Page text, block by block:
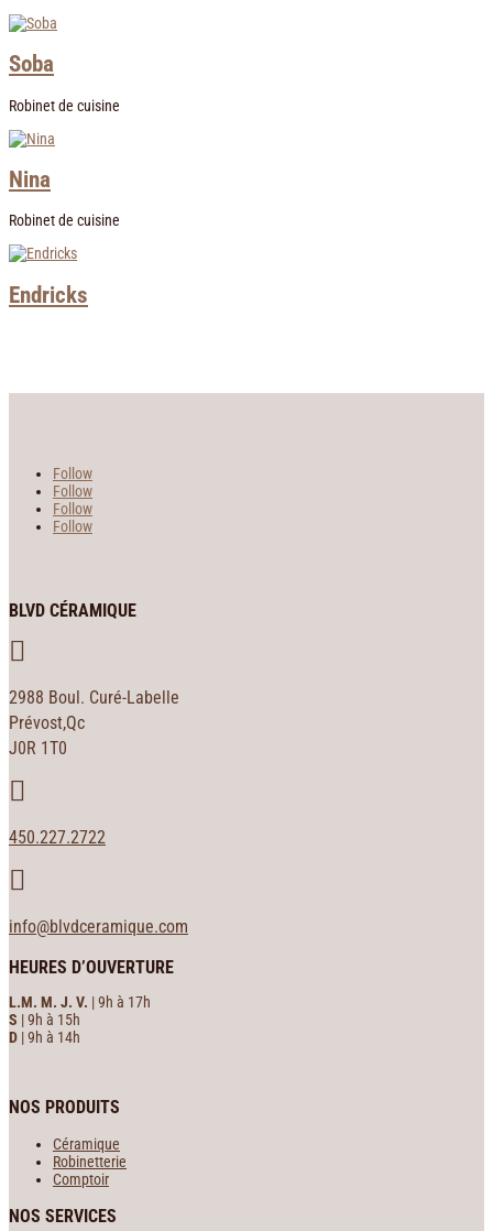
Soba
Robinet de cuisine
Nina
Robinet de cuisine
Endricks
Follow
Follow
Follow
Follow
BLVD CÉRAMIQUE

2988 Boul. Curé-Labelle
Prévost,Qc
J0R 1T0

450.227.2722

info@blvdceramique.com
HEURES D’OUVERTURE
L.M. M. J. V. | 9h à 17h
S | 9h à 15h
D | 9h à 14h
NOS PRODUITS
Céramique
Robinetterie
Comptoir
NOS SERVICES